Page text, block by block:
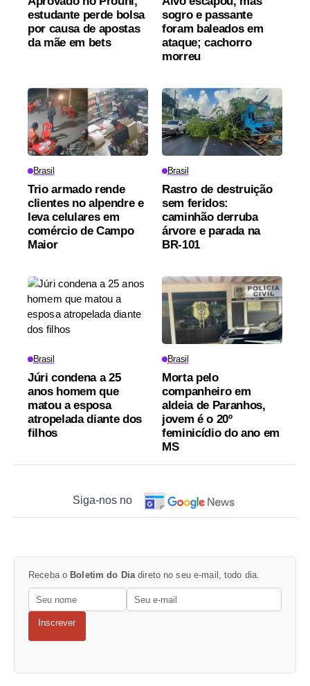
estudante perde bolsa
por causa de apostas
da mãe em bets
sogro e passante
foram baleados em
ataque; cachorro
morreu
Brasil
Trio armado rende
clientes no alpendre e
leva celulares em
comércio de Campo
Maior
Brasil
Rastro de destruição
sem feridos:
caminhão derruba
árvore e parada na
BR-101
Brasil
Júri condena a 25
anos homem que
matou a esposa
atropelada diante dos
filhos
Brasil
Morta pelo
companheiro em
aldeia de Paranhos,
jovem é o 20º
feminicídio do ano em
MS
Siga-nos no
Receba o Boletim do Dia direto no seu e-mail, todo dia.
Inscrever